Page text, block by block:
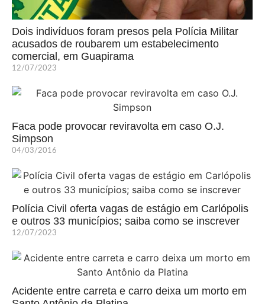
Dois indivíduos foram presos pela Polícia Militar
acusados de roubarem um estabelecimento
comercial, em Guapirama
12/07/2023
Faca pode provocar reviravolta em caso O.J.
Simpson
04/03/2016
Polícia Civil oferta vagas de estágio em Carlópolis
e outros 33 municípios; saiba como se inscrever
12/07/2023
Acidente entre carreta e carro deixa um morto em